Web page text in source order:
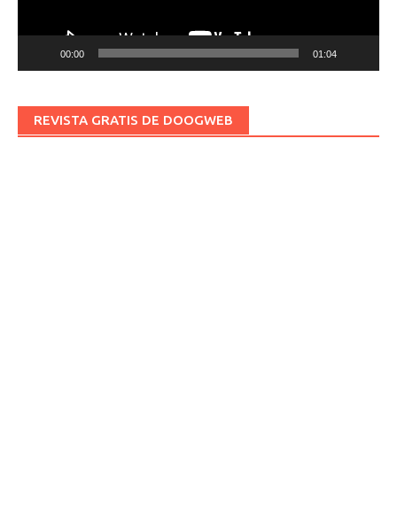
00:00 01:04
REVISTA GRATIS DE DOOGWEB